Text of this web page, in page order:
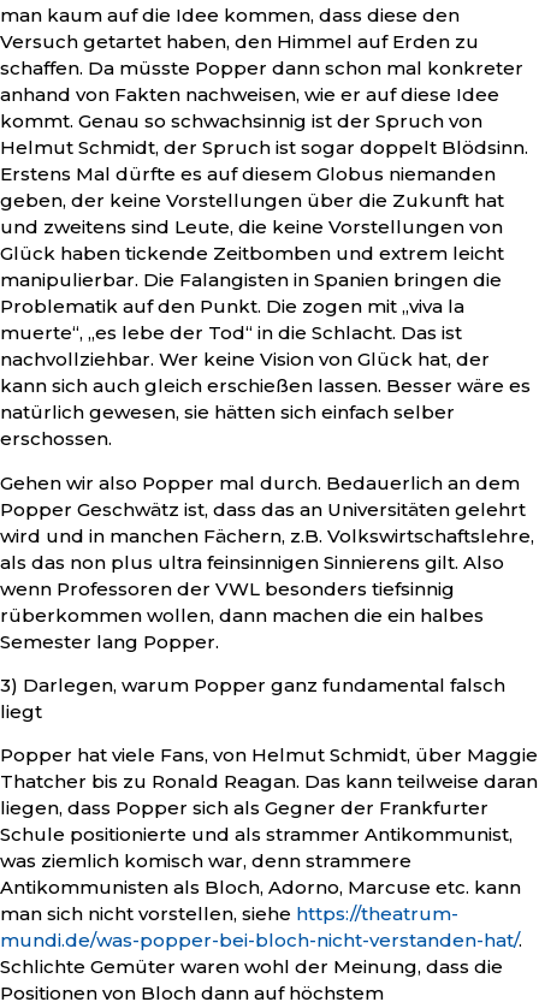
man kaum auf die Idee kommen, dass diese den
Versuch getartet haben, den Himmel auf Erden zu
schaffen. Da müsste Popper dann schon mal konkreter
anhand von Fakten nachweisen, wie er auf diese Idee
kommt. Genau so schwachsinnig ist der Spruch von
Helmut Schmidt, der Spruch ist sogar doppelt Blödsinn.
Erstens Mal dürfte es auf diesem Globus niemanden
geben, der keine Vorstellungen über die Zukunft hat
und zweitens sind Leute, die keine Vorstellungen von
Glück haben tickende Zeitbomben und extrem leicht
manipulierbar. Die Falangisten in Spanien bringen die
Problematik auf den Punkt. Die zogen mit „viva la
muerte“, „es lebe der Tod“ in die Schlacht. Das ist
nachvollziehbar. Wer keine Vision von Glück hat, der
kann sich auch gleich erschießen lassen. Besser wäre es
natürlich gewesen, sie hätten sich einfach selber
erschossen.
Gehen wir also Popper mal durch. Bedauerlich an dem
Popper Geschwätz ist, dass das an Universitäten gelehrt
wird und in manchen Fächern, z.B. Volkswirtschaftslehre,
als das non plus ultra feinsinnigen Sinnierens gilt. Also
wenn Professoren der VWL besonders tiefsinnig
rüberkommen wollen, dann machen die ein halbes
Semester lang Popper.
3) Darlegen, warum Popper ganz fundamental falsch
liegt
Popper hat viele Fans, von Helmut Schmidt, über Maggie
Thatcher bis zu Ronald Reagan. Das kann teilweise daran
liegen, dass Popper sich als Gegner der Frankfurter
Schule positionierte und als strammer Antikommunist,
was ziemlich komisch war, denn strammere
Antikommunisten als Bloch, Adorno, Marcuse etc. kann
man sich nicht vorstellen, siehe https://theatrum-
mundi.de/was-popper-bei-bloch-nicht-verstanden-hat/.
Schlichte Gemüter waren wohl der Meinung, dass die
Positionen von Bloch dann auf höchstem